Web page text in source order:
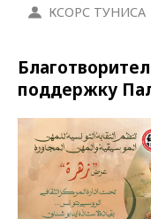
КСОРС ТУНИСА
поддержку